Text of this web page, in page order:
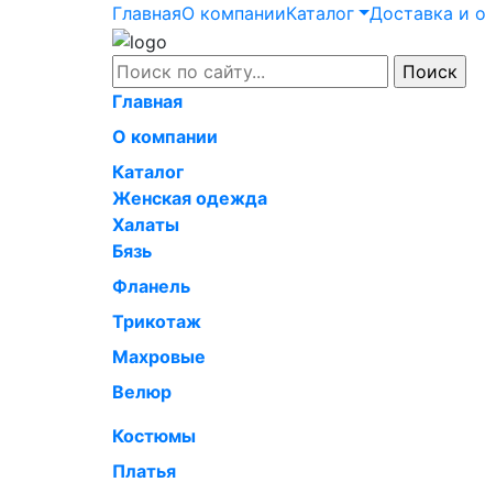
ГлавнаяО компанииКаталог Доставка и
Главная
О компании
Каталог
Женская одежда
Халаты
Бязь
Фланель
Трикотаж
Махровые
Велюр
Костюмы
Платья